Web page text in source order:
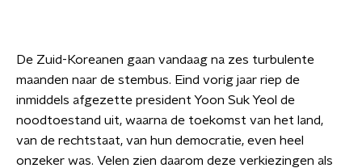
De Zuid-Koreanen gaan vandaag na zes turbulente
maanden naar de stembus. Eind vorig jaar riep de
inmiddels afgezette president Yoon Suk Yeol de
noodtoestand uit, waarna de toekomst van het land,
van de rechtstaat, van hun democratie, even heel
onzeker was. Velen zien daarom deze verkiezingen als